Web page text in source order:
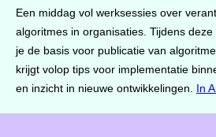
Een middag vol werksessies over
algoritmes in organisaties. Tijdens
je de basis voor publicatie van
krijgt volop tips voor implementatie
en inzicht in nieuwe ontwikkelingen. In